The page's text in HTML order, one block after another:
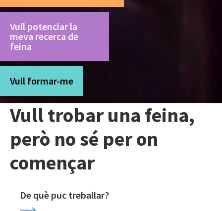
Vull potenciar la
meva recerca de
feina
Vull formar-me
Vull trobar una feina,
però no sé per on
començar
De què puc treballar?